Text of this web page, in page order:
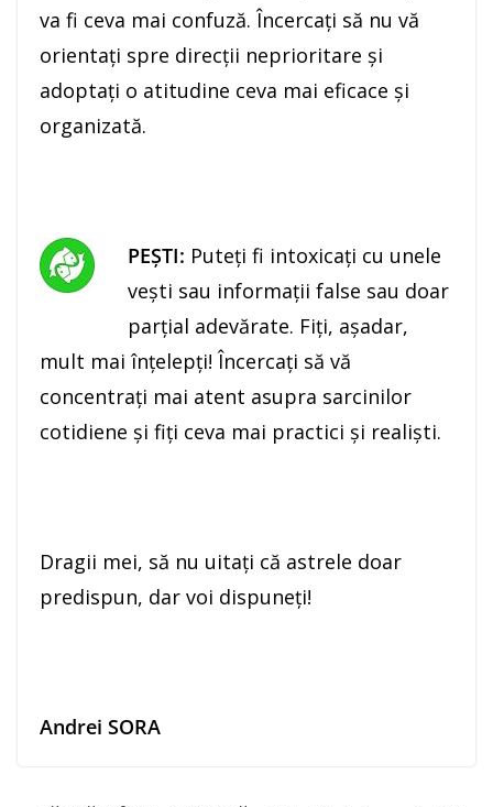
va fi ceva mai confuză. Încercaţi să nu vă
orientați spre direcții neprioritare şi
adoptaţi o atitudine ceva mai eficace și
organizată.
PEŞTI: Puteţi fi intoxicaţi cu unele
veşti sau informaţii false sau doar
parţial adevărate. Fiţi, aşadar,
mult mai înţelepţi! Încercaţi să vă
concentraţi mai atent asupra sarcinilor
cotidiene şi fiţi ceva mai practici și realiști.
Dragii mei, să nu uitaţi că astrele doar
predispun, dar voi dispuneţi!
Andrei SORA